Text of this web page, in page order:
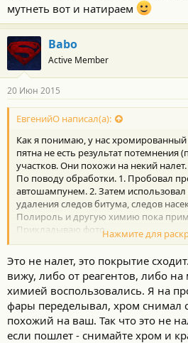
мутнеть вот и натираем
Babo
Active Member
20 Июн 2015
ЕвгенийО написал(а):
Как я понимаю, у нас
пятна не есть результат потемнения
участков. Они похожи на некий
По поводу обработки. 1. Пробовал
автошампунем. 2. Затем использовал
удаления следов битума, следов
Полироль и другую химию пока
Прикладываю фото.
P.S. У меня подозрения, что облазит
не эксплуатировалась. Боюсь
следующей зимы.
Нажмите для
Это не налет, это покрытие
вижу, либо от реагентов, либо
химией воспользовались. Я на
фары переделывал, хром снимал
похожий на ваш. Так что это не
если пошлет - снимайте хром и